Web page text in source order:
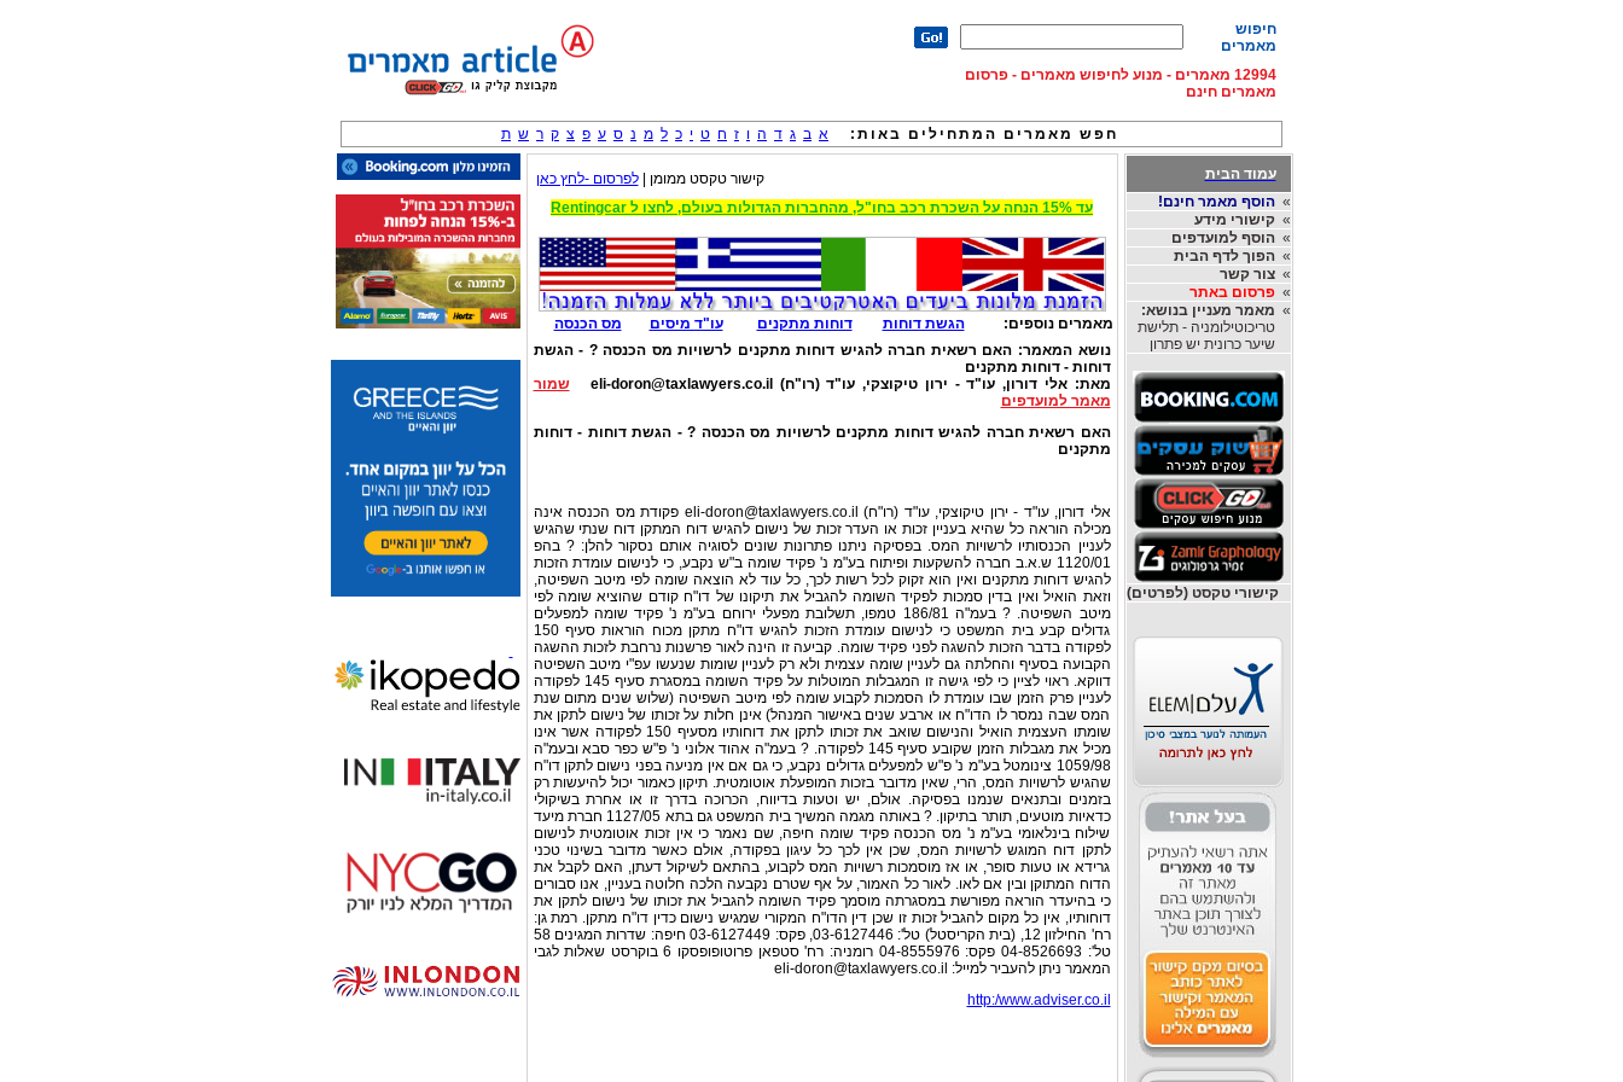
חיפוש
מאמרים
12994 מאמרים - מנוע לחיפוש מאמרים - פרסום
מאמרים חינם
חפש מאמרים המתחילים באות: א ב ג ד ה ו ז ח ט י כ ל מ נ ס ע פ צ ק ר ש ת
עמוד הבית
»הוסף מאמר חינם!
»קישורי מידע
»הוסף למועדפים
»הפוך לדף הבית
»צור קשר
»פרסום באתר
» מאמר מעניין בנושא:
טריכוטילומניה - תלישת
שיער כרונית יש פתרון
קישורי טקסט (לפרטים)
קישור טקסט ממומן |לפרסום -לחץ כאן
עד 15% הנחה על השכרת רכב בחו"ל, מהחברות הגדולות בעולם, לחצו ל Rentingcar
מאמרים נוספים: הגשת דוחות דוחות מתקנים עו"ד מיסים
מס הכנסה
נושא המאמר: האם רשאית חברה להגיש דוחות מתקנים לרשויות מס הכנסה ? - הגשת
דוחות - דוחות מתקנים
מאת:אלי דורון, עו"ד - ירון טיקוצקי, עו"ד (רו"ח) eli-doron@taxlawyers.co.il
שמור
מאמר למועדפים
האם רשאית חברה להגיש דוחות מתקנים לרשויות מס הכנסה ? - הגשת דוחות - דוחות
מתקנים
אלי דורון, עו"ד - ירון טיקוצקי, עו"ד (רו"ח) eli-doron@taxlawyers.co.il פקודת מס הכנסה אינה
מכילה הוראה כל שהיא בעניין זכות או העדר זכות של נישום להגיש דוח המתקן דוח שנתי שהגיש
לעניין הכנסותיו לרשויות המס. בפסיקה ניתנו פתרונות שונים לסוגיה אותם נסקור להלן: ? בהפ
1120/01 ש.א.ב חברה להשקעות ופיתוח בע"מ נ' פקיד שומה ב"ש נקבע, כי לנישום עומדת הזכות
להגיש דוחות מתקנים ואין הוא זקוק לכל רשות לכך, כל עוד לא הוצאה שומה לפי מיטב השפיטה,
וזאת הואיל ואין בדין סמכות לפקיד השומה להגביל את תיקונו של דו"ח קודם שהוציא שומה לפי
מיטב השפיטה. ? בעמ"ה 186/81 טמפו, תשלובת מפעלי ירוחם בע"מ נ' פקיד שומה למפעלים
גדולים קבע בית המשפט כי לנישום עומדת הזכות להגיש דו"ח מתקן מכוח הוראות סעיף 150
לפקודה בדבר הזכות להשגה לפני פקיד שומה. קביעה זו הינה לאור פרשנות נרחבת לזכות ההשגה
הקבועה בסעיף והחלתה גם לעניין שומה עצמית ולא רק לעניין שומות שנעשו עפ"י מיטב השפיטה
דווקא. ראוי לציין כי לפי גישה זו המגבלות המוטלות על פקיד השומה במסגרת סעיף 145 לפקודה
לעניין פרק הזמן שבו עומדת לו הסמכות לקבוע שומה לפי מיטב השפיטה (שלוש שנים מתום שנת
המס שבה נמסר לו הדו"ח או ארבע שנים באישור המנהל) אינן חלות על זכותו של נישום לתקן את
שומתו העצמית הואיל והנישום שואב את זכותו לתקן את דוחותיו מסעיף 150 לפקודה אשר אינו
מכיל את מגבלות הזמן שקובע סעיף 145 לפקודה. ? בעמ"ה אהוד אלוני נ' פ"ש כפר סבא ובעמ"ה
1059/98 צינומטל בע"מ נ' פ"ש למפעלים גדולים נקבע, כי גם אם אין מניעה בפני נישום לתקן דו"ח
שהגיש לרשויות המס, הרי, שאין מדובר בזכות המופעלת אוטומטית. תיקון כאמור יכול להיעשות רק
בזמנים ובתנאים שנמנו בפסיקה. אולם, יש וטעות בדיווח, הכרוכה בדרך זו או אחרת בשיקולי
כדאיות מוטעים, תותר בתיקון. ? באותה מגמה המשיך בית המשפט גם בתא 1127/05 חברת מיעד
שילוח בינלאומי בע"מ נ' מס הכנסה פקיד שומה חיפה, שם נאמר כי אין זכות אוטומטית לנישום
לתקן דוח המוגש לרשויות המס, שכן אין לכך כל עיגון בפקודה, אולם כאשר מדובר בשינוי טכני
גרידא או טעות סופר, או אז מוסמכות רשויות המס לקבוע, בהתאם לשיקול דעתן, האם לקבל את
הדוח המתוקן ובין אם לאו. לאור כל האמור, על אף שטרם נקבעה הלכה חלוטה בעניין, אנו סבורים
כי בהיעדר הוראה מפורשת במסגרתה מוסמך פקיד השומה להגביל את זכותו של נישום לתקן את
דוחותיו, אין כל מקום להגביל זכות זו שכן דין הדו"ח המקורי שמגיש נישום כדין דו"ח מתקן. רמת גן:
רח' החילזון 12, (בית הקריסטל) טל': 03-6127446, פקס: 03-6127449 חיפה: שדרות המגינים 58
טל': 04-8526693 פקס: 04-8555976 רומניה: רח' סטפאן פרוטופופסקו 6 בוקרסט שאלות לגבי
המאמר ניתן להעביר למייל: eli-doron@taxlawyers.co.il
http:/www.adviser.co.il